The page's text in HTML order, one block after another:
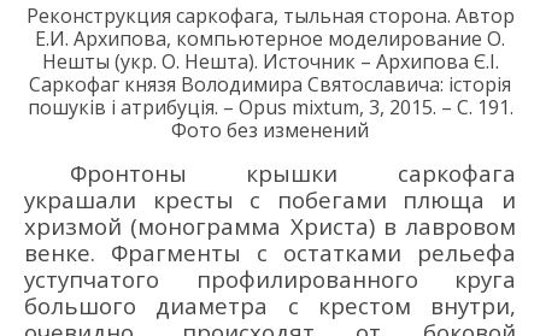
Реконструкция саркофага, тыльная сторона. Автор
Е.И. Архипова, компьютерное моделирование О.
Нешты (укр. О. Нешта). Источник – Архипова Є.І.
Саркофаг князя Володимира Святославича: історія
пошуків і атрибуція. – Opus mixtum, 3, 2015. – С. 191.
Фото без изменений
Фронтоны крышки саркофага
украшали кресты с побегами плюща и
хризмой (монограмма Христа) в лавровом
венке. Фрагменты с остатками рельефа
уступчатого профилированного круга
большого диаметра с крестом внутри,